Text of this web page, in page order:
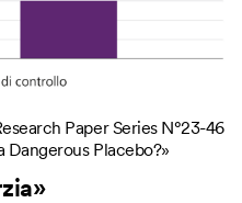
Paper Series N°23-46
Dangerous Placebo?»